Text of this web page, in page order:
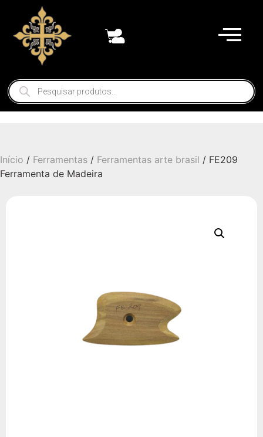
Início / Ferramentas / Ferramentas arte brasil / FE209
Ferramenta de Madeira